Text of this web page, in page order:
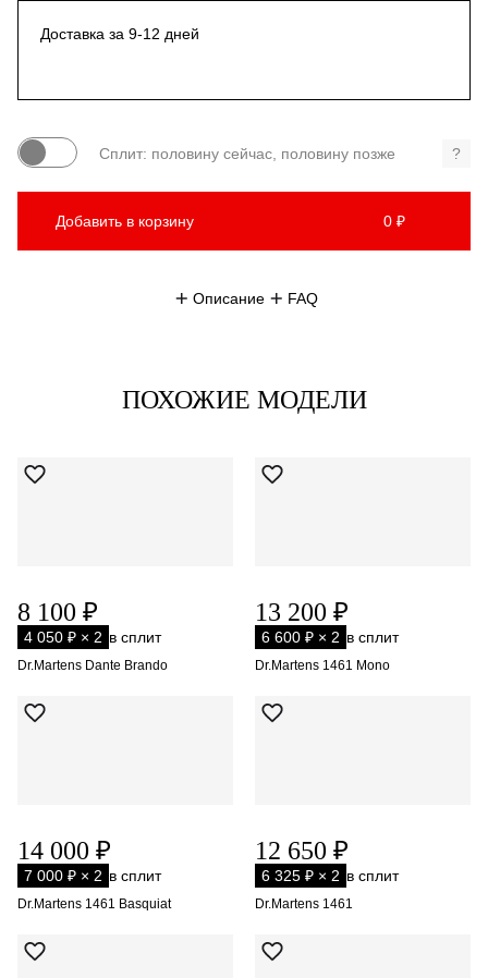
Доставка за 9-12 дней
Сплит: половину сейчас, половину позже ?
Добавить в корзину 0 ₽
Описание FAQ
ПОХОЖИЕ МОДЕЛИ
8 100 ₽
4 050 ₽ × 2 в сплит
Dr.Martens Dante Brando
13 200 ₽
6 600 ₽ × 2 в сплит
Dr.Martens 1461 Mono
14 000 ₽
7 000 ₽ × 2 в сплит
Dr.Martens 1461 Basquiat
12 650 ₽
6 325 ₽ × 2 в сплит
Dr.Martens 1461